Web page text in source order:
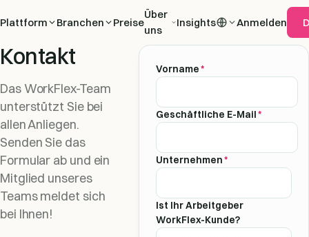
Plattform Branchen Preise
Über
uns
Insights Anmelden
Kontakt
Das WorkFlex-Team
unterstützt Sie bei
allen Anliegen.
Senden Sie das
Formular ab und ein
Mitglied unseres
Teams meldet sich
bei Ihnen!
Vorname*
Geschäftliche E-Mail*
Unternehmen*
Ist Ihr Arbeitgeber
WorkFlex-Kunde?